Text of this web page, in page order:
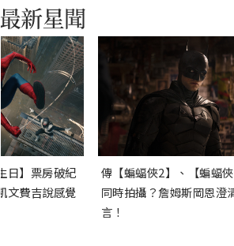
日】票房破紀
文費吉說感覺
傳【蝙蝠俠2】、【蝙蝠俠
同時拍攝？詹姆斯岡恩澄
言！